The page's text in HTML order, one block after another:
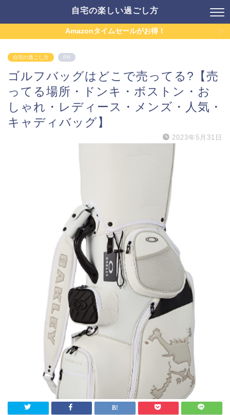
自宅の楽しい過ごし方
Amazonタイムセールがお得！
自宅の過ごし方 PR
ゴルフバッグはどこで売ってる?【売
ってる場所・ドンキ・ボストン・お
しゃれ・レディース・メンズ・人気・
キャディバッグ】
2023年5月31日